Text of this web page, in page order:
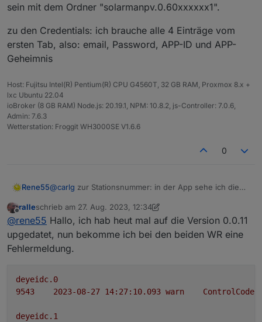
sein mit dem Ordner "solarmanpv.0.60xxxxxx1".
zu den Credentials: ich brauche alle 4 Einträge vom
ersten Tab, also: email, Password, APP-ID und APP-
Geheimnis
Host: Fujitsu Intel(R) Pentium(R) CPU G4560T, 32 GB RAM, Proxmox 8.x +
lxc Ubuntu 22.04
ioBroker (8 GB RAM) Node.js: 20.19.1, NPM: 10.8.2, js-Controller: 7.0.6,
Admin: 7.6.3
Wetterstation: Froggit WH3000SE V1.6.6
0
Rene55@carlg zur Stationsnummer: in der App sehe ich die
"https://globalpro.solarmanpv.com/station/main?
t=1693062079552&id=60xxxxxx1 ". Das sollte identisch
sein mit dem Ordner "solarmanpv.0.60xxxxxx1".
zu den Credentials: ich brauche alle 4 Einträge vom
ersten Tab, also: email, Password, APP-ID und APP-
Geheimnis
Offline
ralleschrieb am 27. Aug. 2023, 12:34
zuletzt editiert von ralle
@rene55 Hallo, ich hab heut mal auf die Version 0.0.11
upgedatet, nun bekomme ich bei den beiden WR eine
Fehlermeldung.
deyeidc.0
warn ControlCode
deyeidc.1